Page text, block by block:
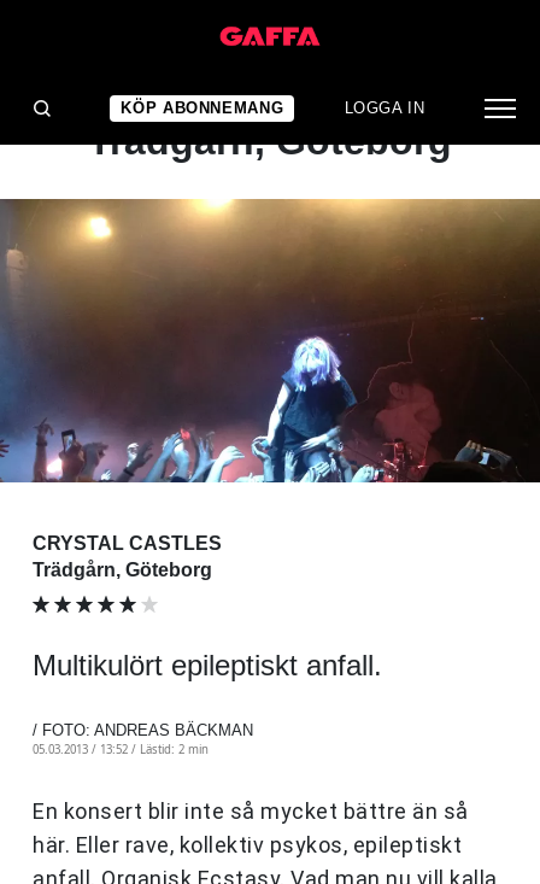
KÖP ABONNEMANG LOGGA IN
KONSERTRECENSION
Crystal Castles:
Trädgårn, Göteborg
CRYSTAL CASTLES
Trädgårn, Göteborg
Multikulört epileptiskt anfall.
/ FOTO: ANDREAS BÄCKMAN
05.03.2013 / 13:52 / Lästid: 2 min
En konsert blir inte så mycket bättre än så
här. Eller rave, kollektiv psykos, epileptiskt
anfall. Organisk Ecstasy. Vad man nu vill kalla